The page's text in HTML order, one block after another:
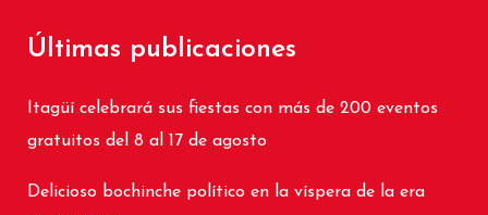
Últimas publicaciones
Itagüí celebrará sus fiestas con más de 200 eventos
gratuitos del 8 al 17 de agosto
Delicioso bochinche político en la víspera de la era